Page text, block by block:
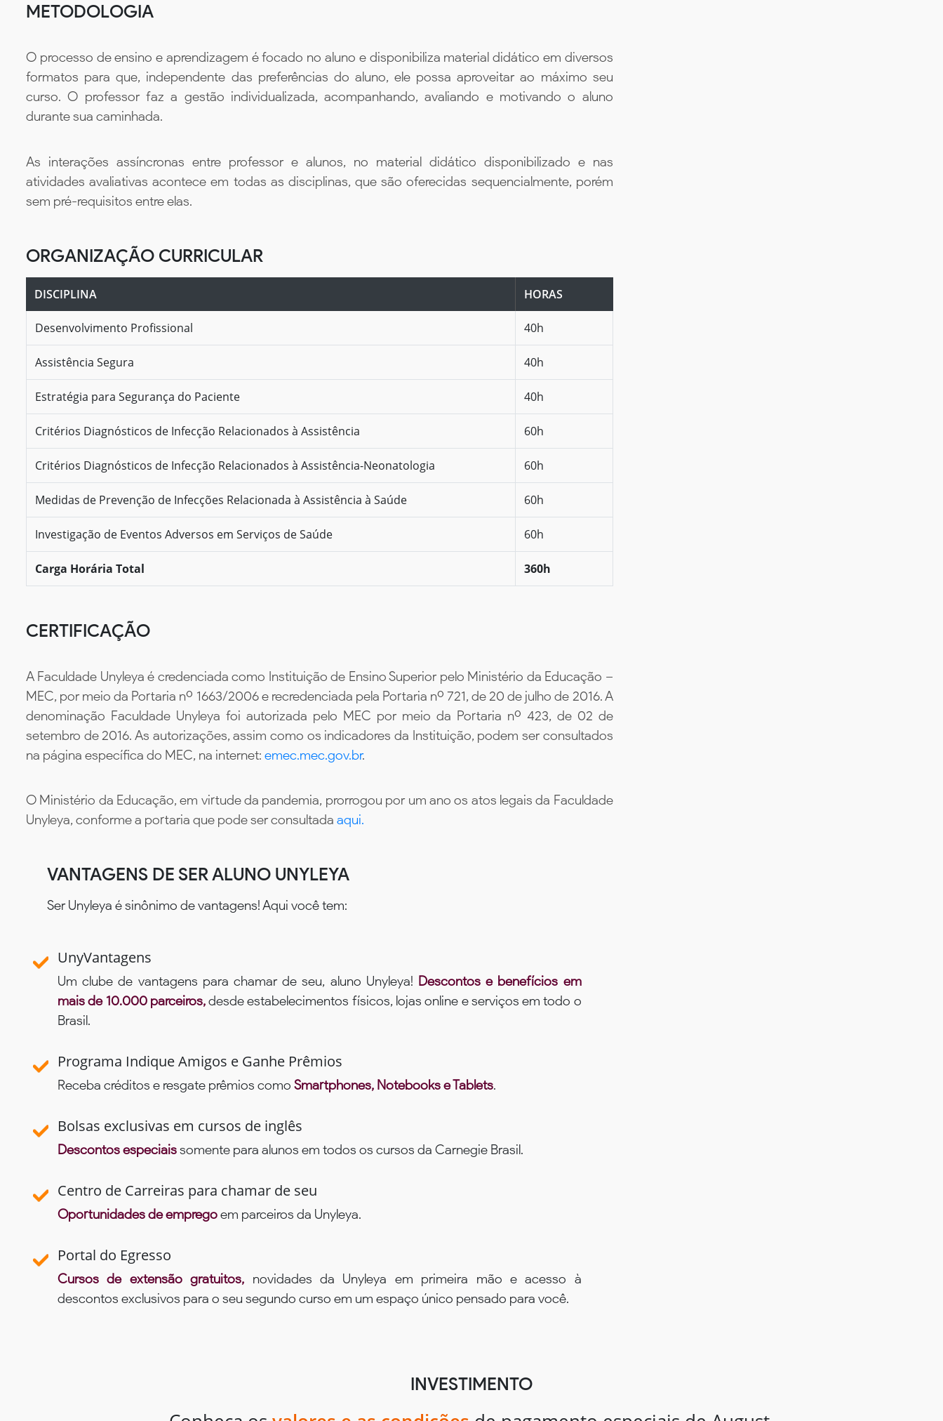
METODOLOGIA
O processo de ensino e aprendizagem é focado no aluno e disponibiliza material didático em diversos
formatos para que, independente das preferências do aluno, ele possa aproveitar ao máximo seu
curso. O professor faz a gestão individualizada, acompanhando, avaliando e motivando o aluno
durante sua caminhada.
As interações assíncronas entre professor e alunos, no material didático disponibilizado e nas
atividades avaliativas acontece em todas as disciplinas, que são oferecidas sequencialmente, porém
sem pré-requisitos entre elas.
ORGANIZAÇÃO CURRICULAR
DISCIPLINA HORAS
Desenvolvimento Profissional 40h
Assistência Segura 40h
Estratégia para Segurança do Paciente 40h
Critérios Diagnósticos de Infecção Relacionados à Assistência 60h
Critérios Diagnósticos de Infecção Relacionados à Assistência-Neonatologia 60h
Medidas de Prevenção de Infecções Relacionada à Assistência à Saúde 60h
Investigação de Eventos Adversos em Serviços de Saúde 60h
Carga Horária Total 360h
CERTIFICAÇÃO
A Faculdade Unyleya é credenciada como Instituição de Ensino Superior pelo Ministério da Educação –
MEC, por meio da Portaria nº 1663/2006 e recredenciada pela Portaria nº 721, de 20 de julho de 2016. A
denominação Faculdade Unyleya foi autorizada pelo MEC por meio da Portaria nº 423, de 02 de
setembro de 2016. As autorizações, assim como os indicadores da Instituição, podem ser consultados
na página específica do MEC, na internet: emec.mec.gov.br.
O Ministério da Educação, em virtude da pandemia, prorrogou por um ano os atos legais da Faculdade
Unyleya, conforme a portaria que pode ser consultada aqui.
VANTAGENS DE SER ALUNO UNYLEYA
Ser Unyleya é sinônimo de vantagens! Aqui você tem:
UnyVantagens
Um clube de vantagens para chamar de seu, aluno Unyleya! Descontos e benefícios em
mais de 10.000 parceiros,desde estabelecimentos físicos, lojas online e serviços em todo o
Brasil.
Programa Indique Amigos e Ganhe Prêmios
Receba créditos e resgate prêmios como Smartphones, Notebooks e Tablets.
Bolsas exclusivas em cursos de inglês
Descontos especiaissomente para alunos em todos os cursos da Carnegie Brasil.
Centro de Carreiras para chamar de seu
Oportunidades de empregoem parceiros da Unyleya.
Portal do Egresso
Cursos de extensão gratuitos, novidades da Unyleya em primeira mão e acesso à
descontos exclusivos para o seu segundo curso em um espaço único pensado para você.
INVESTIMENTO